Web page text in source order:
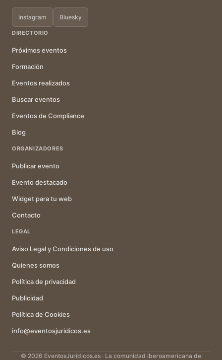
Instagram Bluesky
DIRECTORIO
Próximos eventos
Formación
Eventos realizados
Buscar eventos
Eventos de Compliance
Blog
ORGANIZADORES
Publicar evento
Evento destacado
Widget para tu web
Contacto
LEGAL
Aviso Legal y Condiciones de uso
Quienes somos
Política de privacidad
Publicidad
Política de Cookies
info@eventosjuridicos.es
© 2026 EventosJurídicos.es · La comunidad iberoamericana de